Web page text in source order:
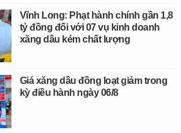
Vĩnh Long: Phạt hành chính gần 1,8
tỷ đồng đối với 07 vụ kinh doanh
xăng dầu kém chất lượng
Giá xăng dầu đồng loạt giảm trong
kỳ điều hành ngày 06/8